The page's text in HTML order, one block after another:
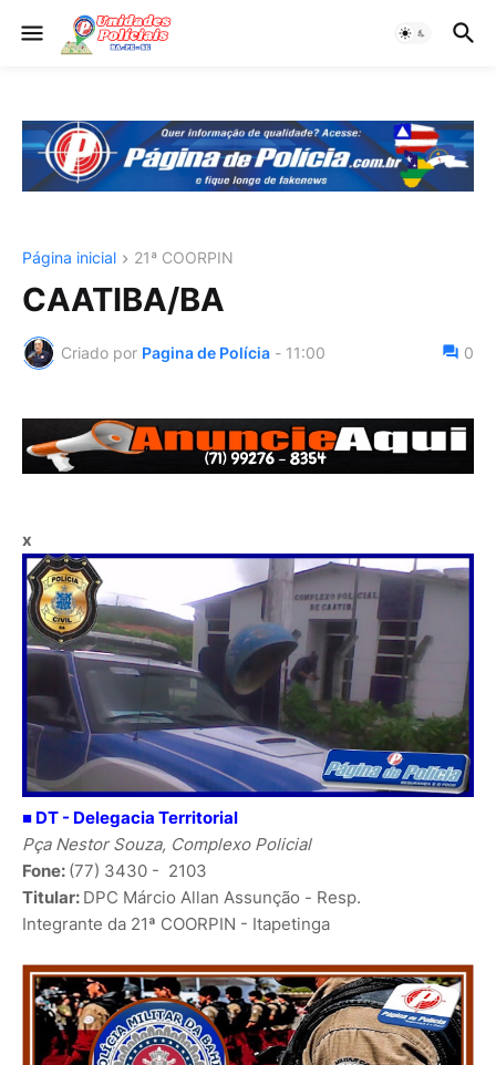
Página inicial 21ª COORPIN
CAATIBA/BA
Criado por Pagina de Polícia - 11:00 0
x
■ DT - Delegacia Territorial
Pça Nestor Souza, Complexo Policial
Fone: (77) 3430 - 2103
Titular: DPC Márcio Allan Assunção - Resp.
Integrante da 21ª COORPIN - Itapetinga